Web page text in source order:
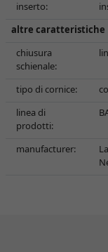
inserto:
altre caratteristiche
chiusura
schienale:
tipo di cornice:
linea di
prodotti:
manufacturer: